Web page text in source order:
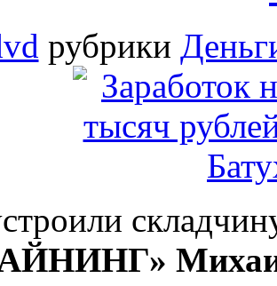
рубрики